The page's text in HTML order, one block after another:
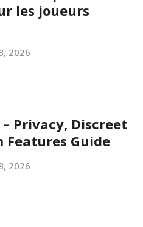
les joueurs
2026
Privacy, Discreet
Guide
2026